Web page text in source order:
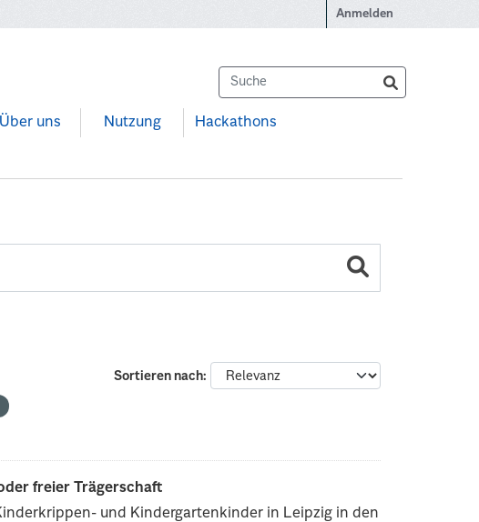
Anmelden
Über uns Nutzung Hackathons
Sortieren nach
freier Trägerschaft
und Kindergartenkinder in Leipzig in den